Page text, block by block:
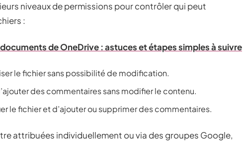
niveaux de permissions pour contrôler qui peut
:
de OneDrive : astuces et étapes simples à suivre
le fichier sans possibilité de modification.
des commentaires sans modifier le contenu.
le fichier et d’ajouter ou supprimer des commentaires.
attribuées individuellement ou via des groupes Google,